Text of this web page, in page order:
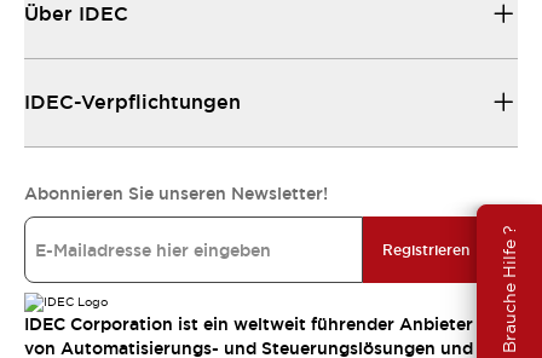
Brauche Hilfe ?
Über IDEC
IDEC-Verpflichtungen
Abonnieren Sie unseren Newsletter!
Registrieren
IDEC Corporation ist ein weltweit führender Anbieter
von Automatisierungs- und Steuerungslösungen und